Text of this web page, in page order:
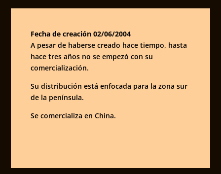
Fecha de creación 02/06/2004
A pesar de haberse creado hace tiempo, hasta
hace tres años no se empezó con su
comercialización.
Su distribución está enfocada para la zona sur
de la península.
Se comercializa en China.